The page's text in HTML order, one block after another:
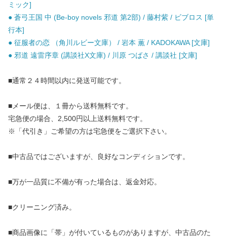
ミック]
● 蒼弓王国 中 (Be-boy novels 邪道 第2部) / 藤村紫 / ビブロス [単
行本]
● 征服者の恋 （角川ルビー文庫） / 岩本 薫 / KADOKAWA [文庫]
● 邪道 遠雷序章 (講談社X文庫) / 川原 つばさ / 講談社 [文庫]
■通常２４時間以内に発送可能です。
■メール便は、１冊から送料無料です。
宅急便の場合、2,500円以上送料無料です。
※「代引き」ご希望の方は宅急便をご選択下さい。
■中古品ではございますが、良好なコンディションです。
■万が一品質に不備が有った場合は、返金対応。
■クリーニング済み。
■商品画像に「帯」が付いているものがありますが、中古品のた